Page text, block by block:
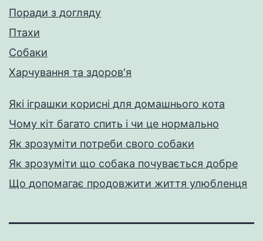
Поради з догляду
Птахи
Собаки
Харчування та здоров'я
Які іграшки корисні для домашнього кота
Чому кіт багато спить і чи це нормально
Як зрозуміти потреби свого собаки
Як зрозуміти що собака почувається добре
Що допомагає продовжити життя улюбленця